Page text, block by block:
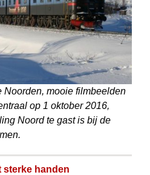
Noorden, mooie filmbeelden
op 1 oktober 2016,
Noord te gast is bij de
sterke handen